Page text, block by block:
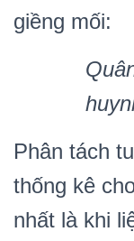
giềng mối:
Phân tách
thống kê
nhất là khi